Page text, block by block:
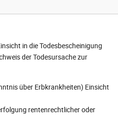
in die Todesbescheinigung
der Todesursache zur
über Erbkrankheiten) Einsicht
rentenrechtlicher oder